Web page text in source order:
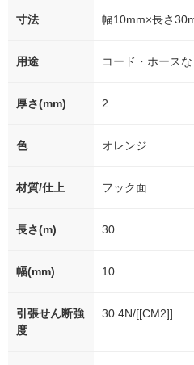
寸法 幅10mm×長さ
用途 コード・ホースな
厚さ(mm) 2
色 オレンジ
材質/仕上 フック面
長さ(m) 30
幅(mm) 10
引張せん断強
度
30.4N/[[CM2]]